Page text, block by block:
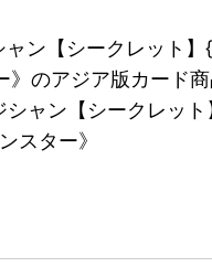
ン【シークレット
》のアジア版カード
ャン【シークレット
スター》